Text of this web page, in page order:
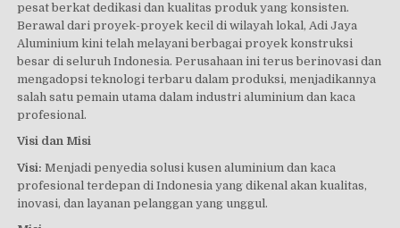
pesat berkat dedikasi dan kualitas produk yang konsisten.
Berawal dari proyek-proyek kecil di wilayah lokal, Adi Jaya
Aluminium kini telah melayani berbagai proyek konstruksi
besar di seluruh Indonesia. Perusahaan ini terus berinovasi dan
mengadopsi teknologi terbaru dalam produksi, menjadikannya
salah satu pemain utama dalam industri aluminium dan kaca
profesional.
Visi dan Misi
Visi: Menjadi penyedia solusi kusen aluminium dan kaca
profesional terdepan di Indonesia yang dikenal akan kualitas,
inovasi, dan layanan pelanggan yang unggul.